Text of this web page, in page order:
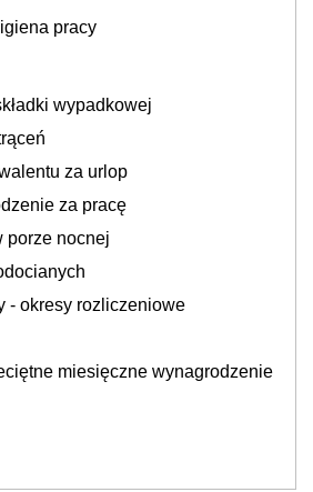
pracy
wypadkowej
za urlop
za pracę
porze nocnej
- okresy rozliczeniowe
miesięczne wynagrodzenie